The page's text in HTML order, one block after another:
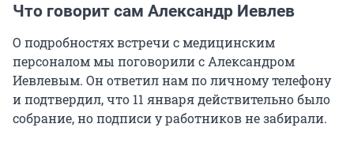
Что говорит сам Александр Иевлев
О подробностях встречи с медицинским
персоналом мы поговорили с Александром
Иевлевым. Он ответил нам по личному телефону
и подтвердил, что 11 января действительно было
собрание, но подписи у работников не забирали.